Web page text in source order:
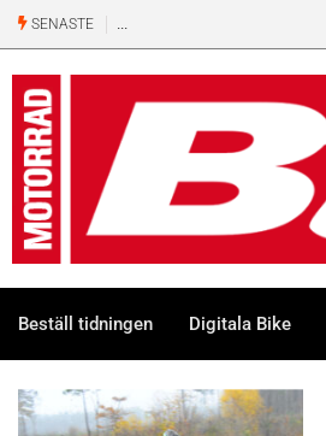
SENASTE
Beställ tidningen Digitala Bike